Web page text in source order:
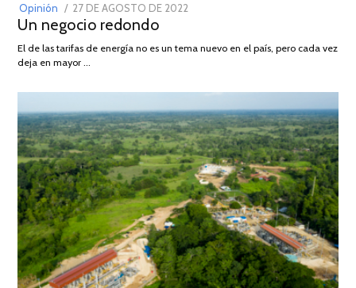
Opinión
POSTED
ON
27 DE AGOSTO DE 2022
DE
Un negocio redondo
El de las tarifas de energía no es un tema nuevo en el país, pero cada vez
deja en mayor …